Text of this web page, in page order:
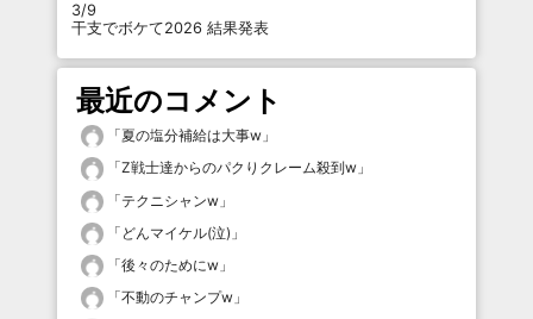
3/9
干支でボケて2026 結果発表
最近のコメント
「夏の塩分補給は大事w 」
「Z戦士達からのパクりクレーム殺到w 」
「テクニシャンw 」
「 どんマイケル(泣) 」
「後々のためにw 」
「不動のチャンプw 」